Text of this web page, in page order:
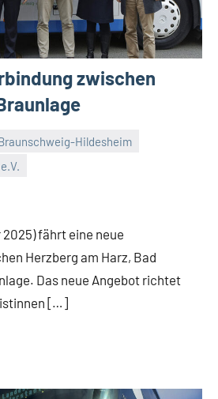
zwischen
Hildesheim
2025) fährt eine neue
Herzberg am Harz, Bad
Das neue Angebot richtet
[…]